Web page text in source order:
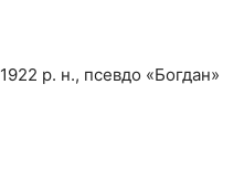
1922 р. н., псевдо «Богдан»